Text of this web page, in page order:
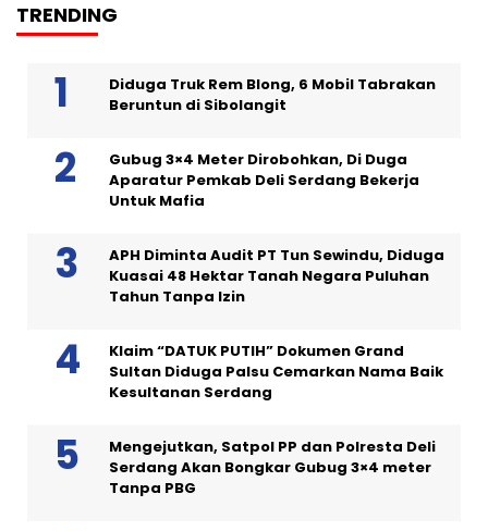
TRENDING
Diduga Truk Rem Blong, 6 Mobil Tabrakan
Beruntun di Sibolangit
Gubug 3×4 Meter Dirobohkan, Di Duga
Aparatur Pemkab Deli Serdang Bekerja
Untuk Mafia
APH Diminta Audit PT Tun Sewindu, Diduga
Kuasai 48 Hektar Tanah Negara Puluhan
Tahun Tanpa Izin
Klaim “DATUK PUTIH” Dokumen Grand
Sultan Diduga Palsu Cemarkan Nama Baik
Kesultanan Serdang
Mengejutkan, Satpol PP dan Polresta Deli
Serdang Akan Bongkar Gubug 3×4 meter
Tanpa PBG